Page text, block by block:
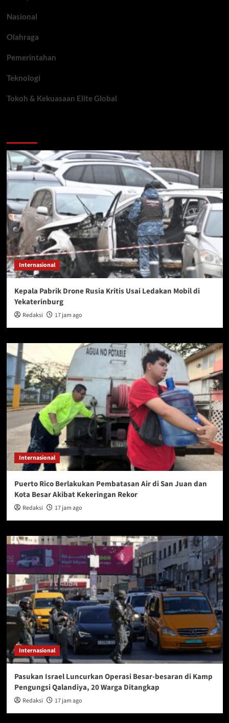
Nasional
Olahraga
Pemerintahan
Teknologi
Tokoh & Kekuasaan Elite Global
Internasional
Kepala Pabrik Drone Rusia Kritis Usai Ledakan Mobil di
Yekaterinburg
Redaksi 17 jam ago
Internasional
Puerto Rico Berlakukan Pembatasan Air di San Juan dan
Kota Besar Akibat Kekeringan Rekor
Redaksi 17 jam ago
Internasional
Pasukan Israel Luncurkan Operasi Besar-besaran di Kamp
Pengungsi Qalandiya, 20 Warga Ditangkap
Redaksi 17 jam ago